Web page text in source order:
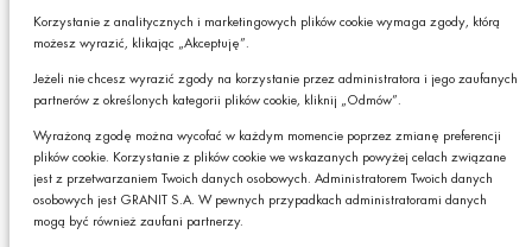
Korzystanie z analitycznych i marketingowych plików cookie wymaga zgody, którą
możesz wyrazić, klikając „Akceptuję”.
Jeżeli nie chcesz wyrazić zgody na korzystanie przez administratora i jego zaufanych
partnerów z określonych kategorii plików cookie, kliknij „Odmów”.
Wyrażoną zgodę można wycofać w każdym momencie poprzez zmianę preferencji
plików cookie. Korzystanie z plików cookie we wskazanych powyżej celach związane
jest z przetwarzaniem Twoich danych osobowych. Administratorem Twoich danych
osobowych jest GRANIT S.A. W pewnych przypadkach administratorami danych
mogą być również zaufani partnerzy.
produktach lub usługach GRANIT S.A. oraz zgodę na przetwarzanie przez GRANIT
S.A. Twoich danych osobowych w postaci tego adresu e-mail. Szczegółowe zasady
W każdej chwili możesz zrezygnować z subskrybcji.
Zapisz
żebyśmy do Ciebie
TAK